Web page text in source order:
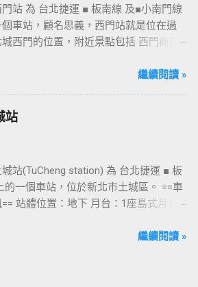
站 為 台北捷運 ■ 板南線 及■小南門線
個車站，顧名思義，西門站就是位在過
西門的位置，附近景點包括 西門商圈
六號出口，因位處 西門商圈 之入口，成
標的物，也是是最容易堵塞的出口。 捷
六號出口&西門町商圈 板南線上車站 [
龍山寺站 ] - [ 西門站 ] - [ 台北車站 ] - [
站 ] - [ 忠孝新生站 ] - [ 忠孝復興站 ] - [
站 ] - [ 國父紀念館站 ] - [ 市政府站
繼續閱讀 »
站
站(TuCheng station) 為 台北捷運 ■ 板
的一個車站，位於新北市土城區。 ==車
站體位置：地下 月台：1座島式月台
>往 板橋站 、 台北車站 、 南港展覽館
繼續閱讀 »